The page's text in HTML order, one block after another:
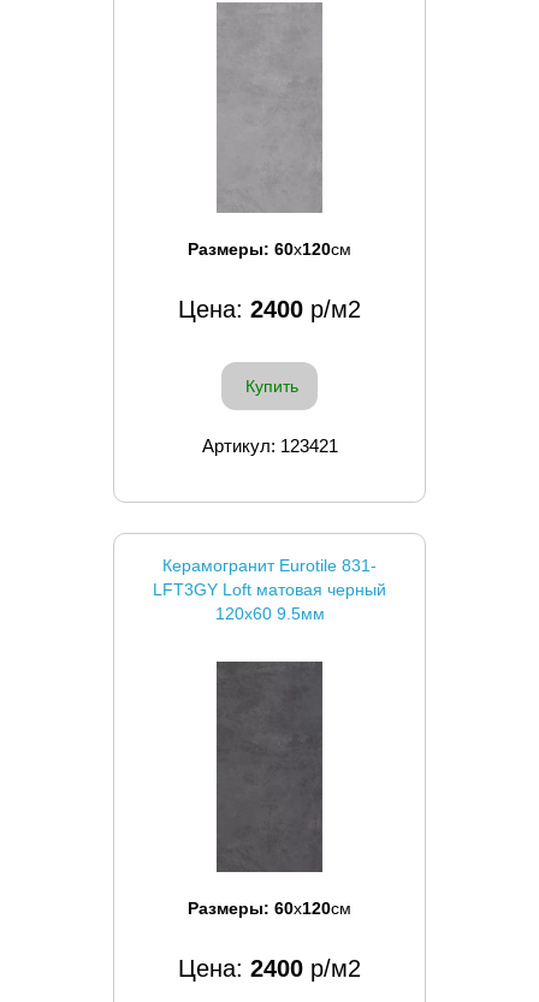
Размеры: 60x120см
Цена: 2400 р/м2
Купить
Артикул: 123421
Керамогранит Eurotile 831-
LFT3GY Loft матовая черный
120x60 9.5мм
Размеры: 60x120см
Цена: 2400 р/м2